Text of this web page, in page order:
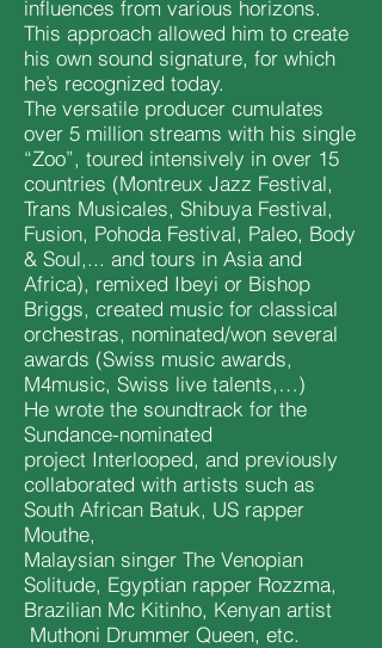
influences from various horizons.
This approach allowed him to create
his own sound signature, for which
he’s recognized today.
The versatile producer cumulates
over 5 million streams with his single
“Zoo”, toured intensively in over 15
countries (Montreux Jazz Festival,
Trans Musicales, Shibuya Festival,
Fusion, Pohoda Festival, Paleo, Body
& Soul,... and tours in Asia and
Africa), remixed Ibeyi or Bishop
Briggs, created music for classical
orchestras, nominated/won several
awards (Swiss music awards,
M4music, Swiss live talents,…)
He wrote the soundtrack for the
Sundance-nominated
project Interlooped, and previously
collaborated with artists such as
South African Batuk, US rapper
Mouthe,
Malaysian singer The Venopian
Solitude, Egyptian rapper Rozzma,
Brazilian Mc Kitinho, Kenyan artist
Muthoni Drummer Queen, etc.